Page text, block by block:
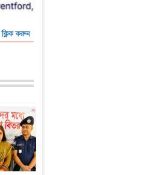
ক্লিক করুন